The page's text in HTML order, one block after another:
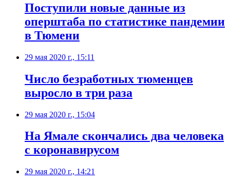
Поступили новые данные из
оперштаба по статистике пандемии
в Тюмени
29 мая 2020 г., 15:11
Число безработных тюменцев
выросло в три раза
29 мая 2020 г., 15:04
На Ямале скончались два человека
с коронавирусом
29 мая 2020 г., 14:21